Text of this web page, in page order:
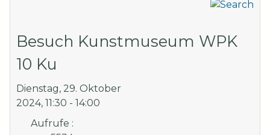
Besuch Kunstmuseum WPK
10 Ku
Dienstag, 29. Oktober
2024, 11:30 - 14:00
Aufrufe :